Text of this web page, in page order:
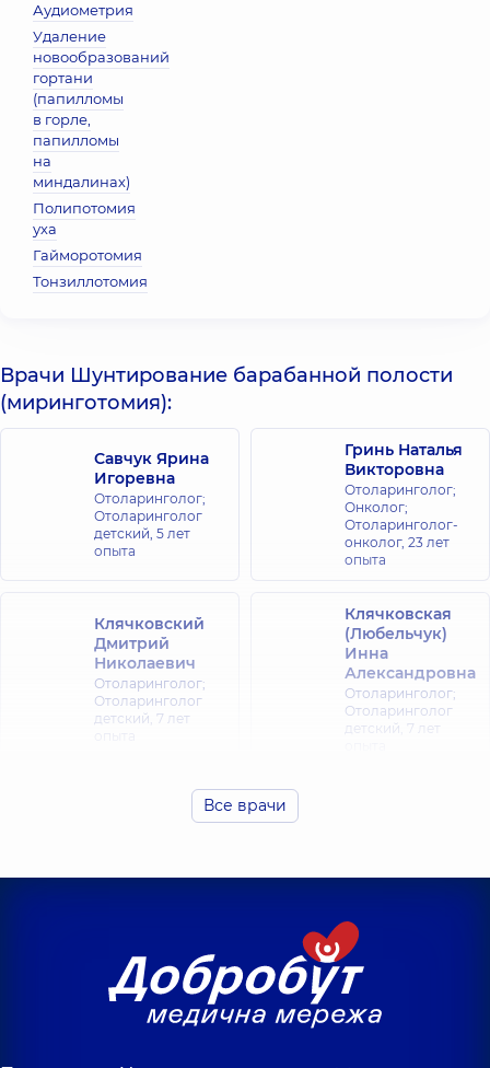
Аудиометрия
Удаление
новообразований
гортани
(папилломы
в горле,
папилломы
на
миндалинах)
Полипотомия
уха
Гайморотомия
Тонзиллотомия
Врачи Шунтирование барабанной полости
(миринготомия):
Савчук Ярина
Игоревна
Отоларинголог;
Отоларинголог
детский, 5 лет
опыта
Гринь Наталья
Викторовна
Отоларинголог;
Онколог;
Отоларинголог-
онколог, 23 лет
опыта
Клячковский
Дмитрий
Николаевич
Отоларинголог;
Отоларинголог
детский, 7 лет
Клячковская
(Любельчук)
Инна
Александровна
Отоларинголог;
Отоларинголог
детский, 7 лет
Федорец Юлия
Алексеевна
детский,7 лет
детский,30 лет
Шуляк Максим
Андреевич
Отоларинголог;
Отоларинголог
19 лет
Любарец
Ангелина
Александровна
Отоларинголог;
Отоларинголог
Все врачи